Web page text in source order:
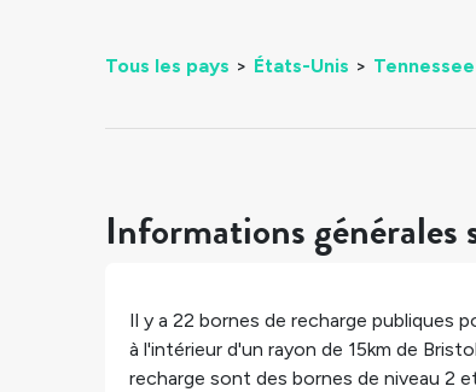
Tous les pays > États-Unis > Tennessee
Informations générales
Il y a 22 bornes de recharge publiques
à l'intérieur d'un rayon de 15km de Bristol
recharge sont des bornes de niveau 2